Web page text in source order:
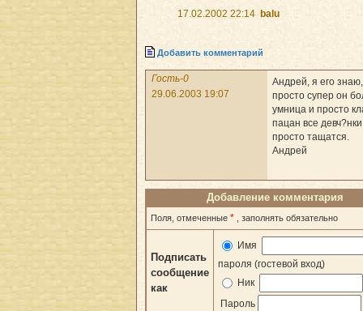
17.02.2002 22:14 balu
Добавить комментарий
Гость-0
29.06.2003 19:07
Андрей, я его
просто супер он
умница и просто
пацан все
просто тащатся.
Андрей
Добавление комментария
Поля, отмеченные * , заполнять обязательно
Подписать
сообщение
как
Имя
пароля (гостевой вход)
Ник
Пароль